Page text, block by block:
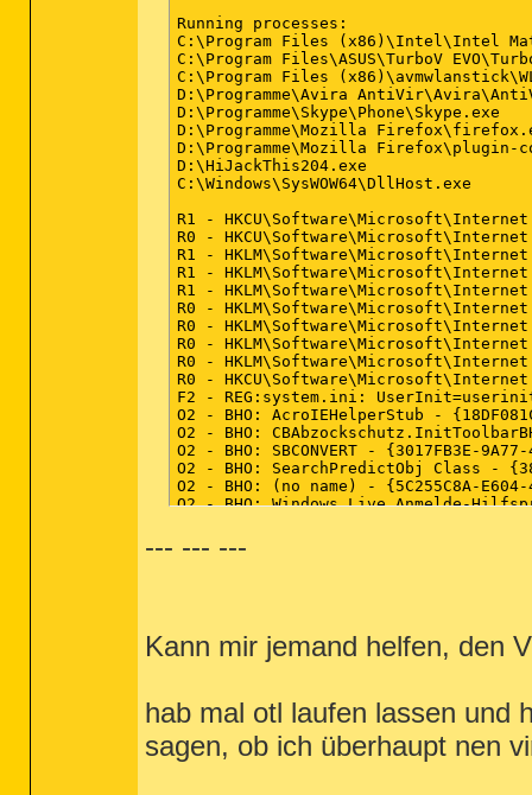
Running processes:
C:\Program Files (x86)\Intel\Intel
C:\Program Files\ASUS\TurboV
C:\Program Files
D:\Programme\Avira
D:\Programme\Skype\Phone\Skype.exe
D:\Programme\Mozilla
D:\Programme\Mozilla Firefox\plugin-
D:\HiJackThis204.exe
C:\Windows\SysWOW64\DllHost.exe
R1 -
R0 -
R1 -
R1 -
R1 -
R0 -
R0 -
R0 -
R0 - HKLM\Software\Microsoft\Internet
R0 -
F2 - REG:system.ini:
O2 - BHO: AcroIEHelperStub -
O2 - BHO:
O2 - BHO: SBCONVERT - {3017FB3E-
O2 - BHO: SearchPredictObj Class -
O2 - BHO: (no name) - {5C255C8A-
O2 - BHO: Windows Live Anmelde-
O4 - HKLM\..\Run: [HDAudDeck]
O4 - HKLM\..\Run: [AVMWlanClient]
O4 - HKCU\..\Run: [Sidebar]
O4 - HKCU\..\Run: [EPSON Stylus
O8 - Extra context menu item: Nach
O9 - Extra button: An OneNote senden -
--- --- ---
Kann mir jemand helfen, den
hab mal otl laufen lassen und
sagen, ob ich überhaupt nen